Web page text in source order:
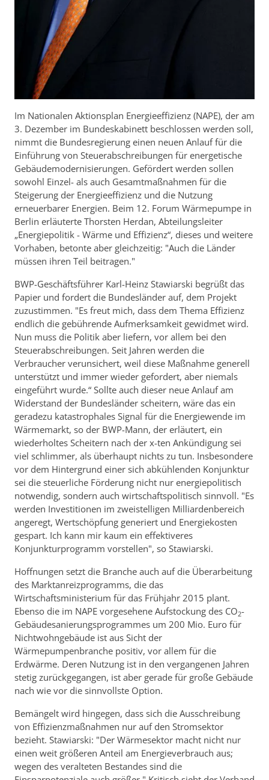
Im Nationalen Aktionsplan Energieeffizienz (NAPE), der am
3. Dezember im Bundeskabinett beschlossen werden soll,
nimmt die Bundesregierung einen neuen Anlauf für die
Einführung von Steuerabschreibungen für energetische
Gebäudemodernisierungen. Gefördert werden sollen
sowohl Einzel- als auch Gesamtmaßnahmen für die
Steigerung der Energieeffizienz und die Nutzung
erneuerbarer Energien. Beim 12. Forum Wärmepumpe in
Berlin erläuterte Thorsten Herdan, Abteilungsleiter
„Energiepolitik - Wärme und Effizienz“, dieses und weitere
Vorhaben, betonte aber gleichzeitig: "Auch die Länder
müssen ihren Teil beitragen."
BWP-Geschäftsführer Karl-Heinz Stawiarski begrüßt das
Papier und fordert die Bundesländer auf, dem Projekt
zuzustimmen. "Es freut mich, dass dem Thema Effizienz
endlich die gebührende Aufmerksamkeit gewidmet wird.
Nun muss die Politik aber liefern, vor allem bei den
Steuerabschreibungen. Seit Jahren werden die
Verbraucher verunsichert, weil diese Maßnahme generell
unterstützt und immer wieder gefordert, aber niemals
eingeführt wurde.“ Sollte auch dieser neue Anlauf am
Widerstand der Bundesländer scheitern, wäre das ein
geradezu katastrophales Signal für die Energiewende im
Wärmemarkt, so der BWP-Mann, der erläutert, ein
wiederholtes Scheitern nach der x-ten Ankündigung sei
viel schlimmer, als überhaupt nichts zu tun. Insbesondere
vor dem Hintergrund einer sich abkühlenden Konjunktur
sei die steuerliche Förderung nicht nur energiepolitisch
notwendig, sondern auch wirtschaftspolitisch sinnvoll. "Es
werden Investitionen im zweistelligen Milliardenbereich
angeregt, Wertschöpfung generiert und Energiekosten
gespart. Ich kann mir kaum ein effektiveres
Konjunkturprogramm vorstellen", so Stawiarski.
Hoffnungen setzt die Branche auch auf die Überarbeitung
des Marktanreizprogramms, die das
Wirtschaftsministerium für das Frühjahr 2015 plant.
Ebenso die im NAPE vorgesehene Aufstockung des CO2-
Gebäudesanierungsprogrammes um 200 Mio. Euro für
Nichtwohngebäude ist aus Sicht der
Wärmepumpenbranche positiv, vor allem für die
Erdwärme. Deren Nutzung ist in den vergangenen Jahren
stetig zurückgegangen, ist aber gerade für große Gebäude
nach wie vor die sinnvollste Option.
Bemängelt wird hingegen, dass sich die Ausschreibung
von Effizienzmaßnahmen nur auf den Stromsektor
bezieht. Stawiarski: "Der Wärmesektor macht nicht nur
einen weit größeren Anteil am Energieverbrauch aus;
wegen des veralteten Bestandes sind die